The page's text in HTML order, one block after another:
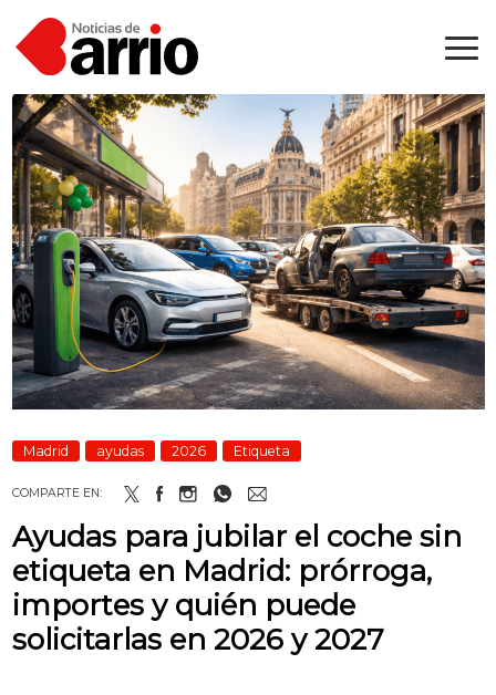
Madrid ayudas 2026 Etiqueta
COMPARTE EN:
Ayudas para jubilar el coche sin
etiqueta en Madrid: prórroga,
importes y quién puede
solicitarlas en 2026 y 2027